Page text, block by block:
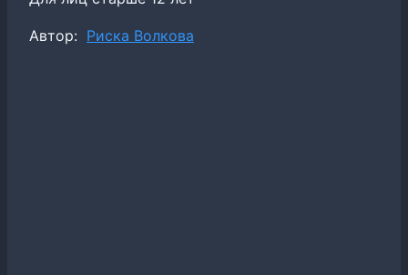
Метки
Автор: Риска Волкова